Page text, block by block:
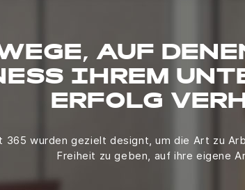
AUF
IHREM
ERFOLG
365 wurden gezielt designt, um die Art zu
Freiheit zu geben, auf ihre eigene